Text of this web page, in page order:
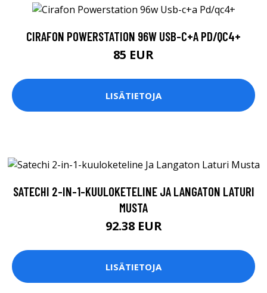
CIRAFON POWERSTATION 96W USB-C+A PD/QC4+
85 EUR
LISÄTIETOJA
SATECHI 2-IN-1-KUULOKETELINE JA LANGATON LATURI
MUSTA
92.38 EUR
LISÄTIETOJA